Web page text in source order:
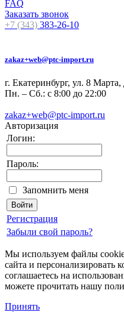
FAQ
Заказать звонок
+7 (343) 383-26-10
zakaz+web@ptc-import.ru
г. Екатеринбург, ул. 8
Пн. – Сб.: с 8:00 до 22:00
zakaz+web@ptc-import.ru
Авторизация
Логин:
Пароль:
Запомнить меня
Регистрация
Забыли свой пароль?
Мы используем файлы
сайта и персонализировать
соглашаетесь на
можете прочитать нашу
Принять